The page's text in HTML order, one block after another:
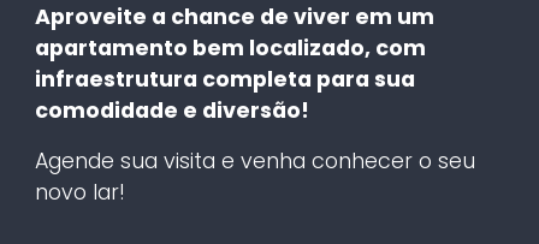
Aproveite a chance de viver em um
apartamento bem localizado, com
infraestrutura completa para sua
comodidade e diversão!
Agende sua visita e venha conhecer o seu
novo lar!